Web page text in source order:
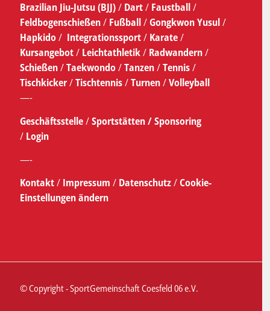
Brazilian Jiu-Jutsu (BJJ)/ Dart/ Faustball/
Feldbogenschießen/ Fußball/Gongkwon Yusul/
Hapkido/ Integrationssport/ Karate/
Kursangebot/Leichtathletik/ Radwandern/
Schießen/Taekwondo/Tanzen/Tennis/
Tischkicker/Tischtennis/Turnen/Volleyball
—-
Geschäftsstelle/Sportstätten /Sponsoring
/ Login
—-
Kontakt/ Impressum / Datenschutz/Cookie-
Einstellungen ändern
© Copyright - SportGemeinschaft Coesfeld 06 e.V.